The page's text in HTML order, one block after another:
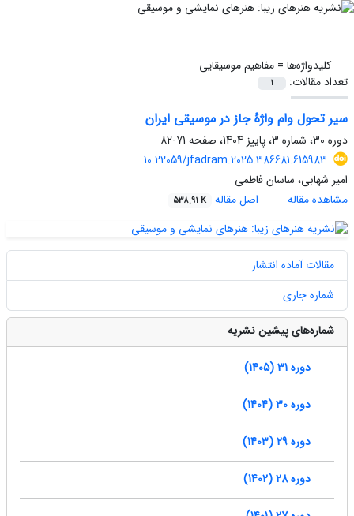
کلیدواژه‌ها =مفاهیم موسیقایی
تعداد مقالات:
1
سیر تحول وام واژۀ جاز در موسیقی ایران
دوره 30، شماره 3، پاییز 1404، صفحه
71-82
10.22059/jfadram.2025.386681.615983
امیر شهابی، ساسان فاطمی
مشاهده مقاله
اصل مقاله 538.91 K
مقالات آماده انتشار
شماره جاری
شماره‌های پیشین نشریه
دوره 31 (1405)
دوره 30 (1404)
دوره 29 (1403)
دوره 28 (1402)